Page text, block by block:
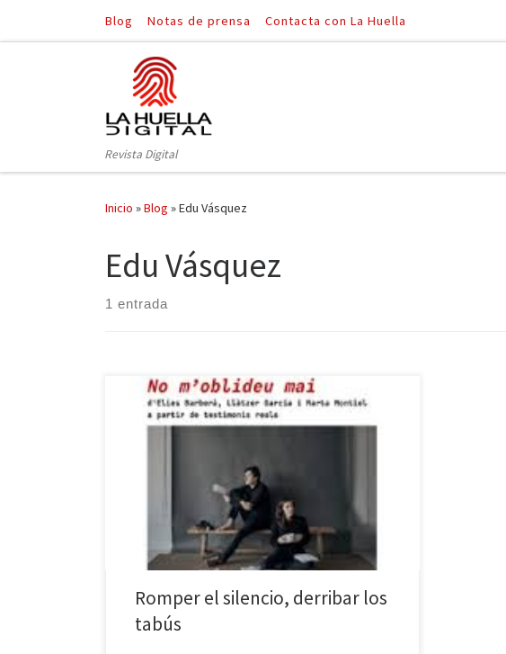
Saltar al contenido
Blog Notas de prensa Contacta con La Huella
Revista Digital
Inicio »Blog »Edu Vásquez
Edu Vásquez
1 entrada
El suicidio es la primera causa de muerte juvenil en
se matan a sí mismos que por accidentes de tráfico.
Sin embargo, pesa un claro silencio informativo sobre
estas muertes, porque el suicidio sigue siendo todavía
hoy, como ha ocurrido a lo […]
Romper el silencio, derribar los
tabús